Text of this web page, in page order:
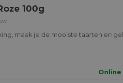
100g
maak je de mooiste taarten en